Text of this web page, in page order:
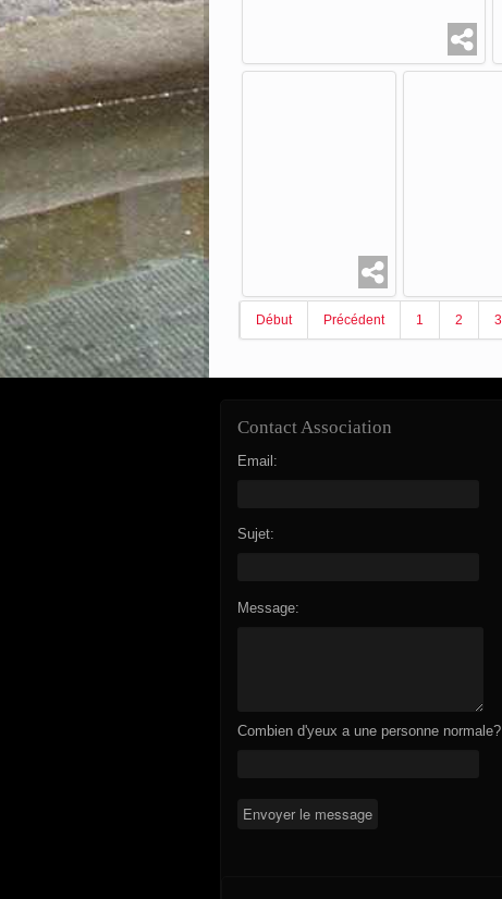
Début Précédent 1 2 3
Contact Association
Email:
Sujet:
Message:
Combien d'yeux a une personne normale?